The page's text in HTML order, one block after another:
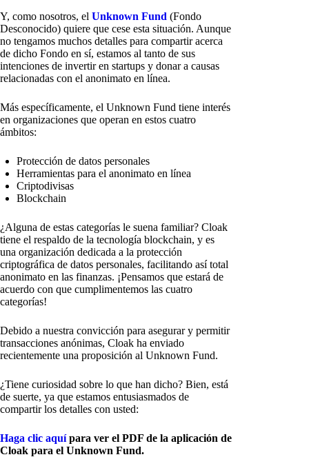
Y, como nosotros, el Unknown Fund (Fondo
Desconocido) quiere que cese esta situación. Aunque
no tengamos muchos detalles para compartir acerca
de dicho Fondo en sí, estamos al tanto de sus
intenciones de invertir en startups y donar a causas
relacionadas con el anonimato en línea.
Más específicamente, el Unknown Fund tiene interés
en organizaciones que operan en estos cuatro
ámbitos:
Protección de datos personales
Herramientas para el anonimato en línea
Criptodivisas
Blockchain
¿Alguna de estas categorías le suena familiar? Cloak
tiene el respaldo de la tecnología blockchain, y es
una organización dedicada a la protección
criptográfica de datos personales, facilitando así total
anonimato en las finanzas. ¡Pensamos que estará de
acuerdo con que cumplimentemos las cuatro
categorías!
Debido a nuestra convicción para asegurar y permitir
transacciones anónimas, Cloak ha enviado
recientemente una proposición al Unknown Fund.
¿Tiene curiosidad sobre lo que han dicho? Bien, está
de suerte, ya que estamos entusiasmados de
compartir los detalles con usted:
Haga clic aquípara ver el PDF de la aplicación de
Cloak para el Unknown Fund.